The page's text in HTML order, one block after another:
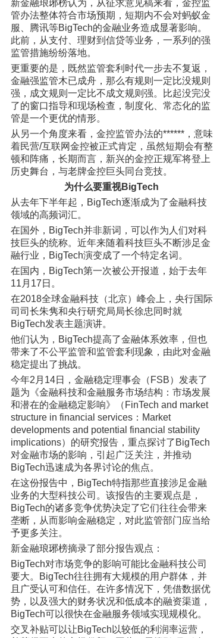
新金融琅琊榜认为，从征求意见稿来看，金控监
管办法整体符合市场预期，短期内不会对蚂蚁金
服、腾讯等BigTech的金融业务造成显著影响。
此前，从支付、理财到信贷等业务，一系列的强
监管措施纷纷落地。
更重要的是，既然监管套利时代一步去不复返，
金融强监管木已成舟，那么有规则一定比没规则
强，成文规则一定比不成文规则强。比起没完没
了的窗口指导和现场检查，制度化、常态化的监
管是一个更优的情形。
从另一个角度来看，金控监管办法的******，意味
着民营/互联网金控被正式肯定，虽然短期会有整
顿和阵痛，长期而言，新兴的金控正规军将登上
历史舞台，与老牌金控巨头同台竞技。
为什么要重视BigTech
从去年下半年起，BigTech逐渐成为了金融科技
领域的高频词汇。
在国外，BigTech并非新词，可以作为人们对科
技巨头的统称。近年来随着科技巨头不断涉足金
融行业，BigTech演变成了一个特定名词。
在国内，BigTech第一次被公开报道，始于去年
11月17日。
在2018全球金融科技（北京）峰会上，央行国际
司司长朱隽和央行研究局局长徐忠同时就
BigTech发表主题演讲。
他们认为，BigTech提高了金融体系效率，但也
带来了不公平监管和监管套利现象，由此对金融
稳定提出了挑战。
今年2月14日，金融稳定理事会（FSB）发表了
题为《金融科技和金融服务市场结构：市场发展
和潜在的金融稳定影响》（FinTech and market
structure in financial services：Market
developments and potential financial stability
implications）的研究报告，重点探讨了BigTech
对金融市场的影响，引起广泛关注，并推动
BigTech迅速成为各界讨论的焦点。
在这份报告中，BigTech特指那些直接涉足金融
业务的大型科技公司。该报告的主要观点是，
BigTech的诸多竞争优势决定了它们往往会带来
垄断，从而影响金融稳定，对此监管部门应当给
予更多关注。
新金融琅琊榜摘录了部分报告观点：
BigTech对市场竞争的影响可能比金融科技公司
要大。BigTech往往拥有大规模的用户群体，并
且广受认可和信任。在许多情况下，凭借数据优
势，以及强大的财务状况和低成本的融资渠道，
BigTech可以很快在金融服务领域实现规模化。
交叉补贴可以让BigTech以较低的利润率运营，